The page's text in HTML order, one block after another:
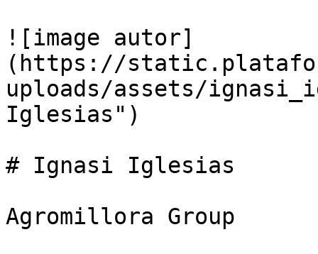
![image autor]
(https://
uploads/assets/
Iglesias")
# Ignasi Iglesias
Agromillora Group